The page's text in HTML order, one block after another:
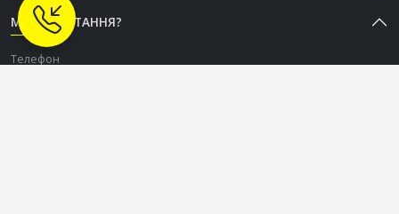
МАЄТЕ ПИТАННЯ?
Телефон